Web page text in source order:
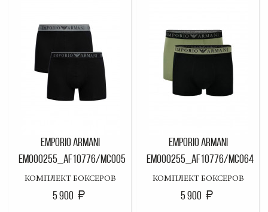
EMPORIO ARMANI
EM000255_AF10776/MC005
КОМПЛЕКТ БОКСЕРОВ
5 900
EMPORIO ARMANI
EM000255_AF10776/MC064
КОМПЛЕКТ БОКСЕРОВ
5 900